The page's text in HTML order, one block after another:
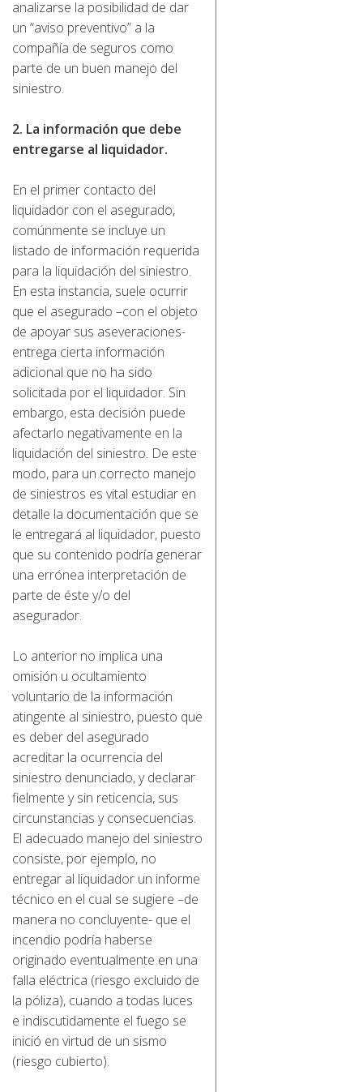
analizarse la posibilidad de dar
un “aviso preventivo” a la
compañía de seguros como
parte de un buen manejo del
siniestro.
2. La información que debe
entregarse al liquidador.
En el primer contacto del
liquidador con el asegurado,
comúnmente se incluye un
listado de información requerida
para la liquidación del siniestro.
En esta instancia, suele ocurrir
que el asegurado –con el objeto
de apoyar sus aseveraciones-
entrega cierta información
adicional que no ha sido
solicitada por el liquidador. Sin
embargo, esta decisión puede
afectarlo negativamente en la
liquidación del siniestro. De este
modo, para un correcto manejo
de siniestros es vital estudiar en
detalle la documentación que se
le entregará al liquidador, puesto
que su contenido podría generar
una errónea interpretación de
parte de éste y/o del
asegurador.
Lo anterior no implica una
omisión u ocultamiento
voluntario de la información
atingente al siniestro, puesto que
es deber del asegurado
acreditar la ocurrencia del
siniestro denunciado, y declarar
fielmente y sin reticencia, sus
circunstancias y consecuencias.
El adecuado manejo del siniestro
consiste, por ejemplo, no
entregar al liquidador un informe
técnico en el cual se sugiere –de
manera no concluyente- que el
incendio podría haberse
originado eventualmente en una
falla eléctrica (riesgo excluido de
la póliza), cuando a todas luces
e indiscutidamente el fuego se
inició en virtud de un sismo
(riesgo cubierto).